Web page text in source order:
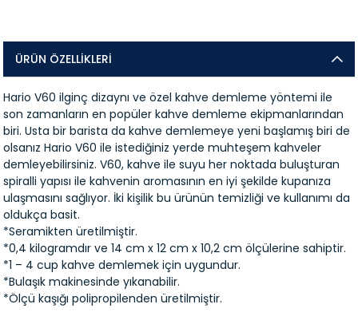
ÜRÜN ÖZELLIKLERI
Hario V60 ilginç dizaynı ve özel kahve demleme yöntemi ile
son zamanların en popüler kahve demleme ekipmanlarından
biri. Usta bir barista da kahve demlemeye yeni başlamış biri de
olsanız Hario V60 ile istediğiniz yerde muhteşem kahveler
demleyebilirsiniz. V60, kahve ile suyu her noktada buluşturan
spiralli yapısı ile kahvenin aromasının en iyi şekilde kupanıza
ulaşmasını sağlıyor. İki kişilik bu ürünün temizliği ve kullanımı da
oldukça basit.
*Seramikten üretilmiştir.
*0,4 kilogramdır ve 14 cm x 12 cm x 10,2 cm ölçülerine sahiptir.
*1 – 4 cup kahve demlemek için uygundur.
*Bulaşık makinesinde yıkanabilir.
*Ölçü kaşığı polipropilenden üretilmiştir.